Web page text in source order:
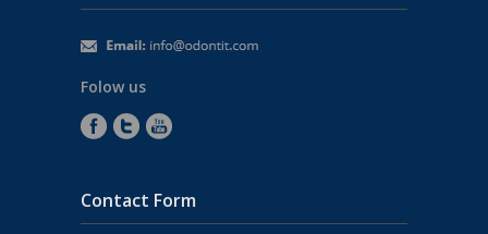
Folow us
Contact Form